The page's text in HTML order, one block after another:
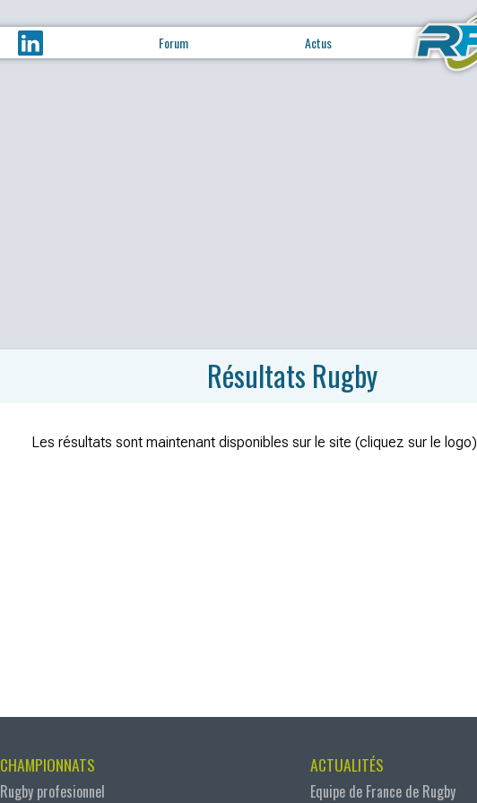
Forum Actus
Résultats Rugby
Les résultats sont maintenant disponibles sur le site (cliquez sur le logo)
CHAMPIONNATS
Rugby profesionnel
ACTUALITÉS
Equipe de France de Rugby